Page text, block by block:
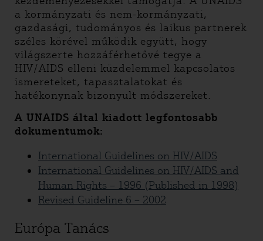
a kormányzati és nem-kormányzati,
gazdasági, tudományos és laikus partnerek
széles körével működik együtt, hogy
világszerte hozzáférhetővé tegye a
HIV/AIDS elleni küzdelemmel kapcsolatos
ismereteket, tapasztalatokat és
hatékonynak bizonyult módszereket.
A UNAIDS által kiadott legfontosabb
dokumentumok:
International Guidelines on HIV/AIDS
International Guidelines on HIV/AIDS and
Human Rights – 1996 (Published in 1998)
Revised Guideline 6 – 2002
Európa Tanács